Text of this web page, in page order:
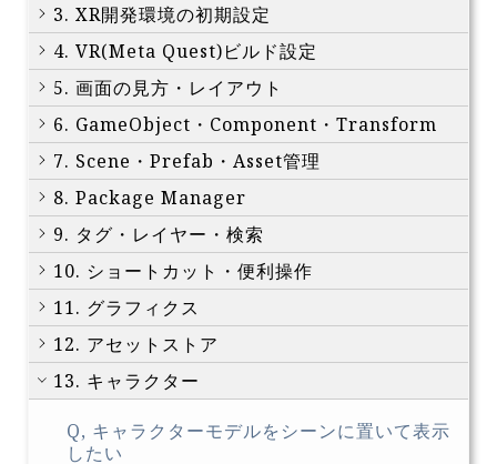
3. XR開発環境の初期設定
4. VR(Meta Quest)ビルド設定
5. 画面の見方・レイアウト
6. GameObject・Component・Transform
7. Scene・Prefab・Asset管理
8. Package Manager
9. タグ・レイヤー・検索
10. ショートカット・便利操作
11. グラフィクス
12. アセットストア
13. キャラクター
Q, キャラクターモデルをシーンに置いて表示
したい